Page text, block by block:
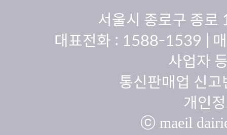
서울시 종로구 종
대표전화 : 1588-1539 |
사업자
통신판매업 신
개인
ⓒ maeil